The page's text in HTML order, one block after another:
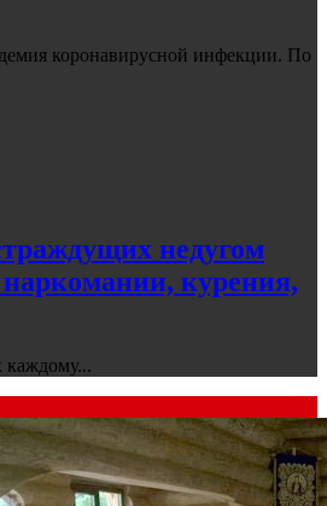
коронавирусной инфекции. По
недугом
курения,